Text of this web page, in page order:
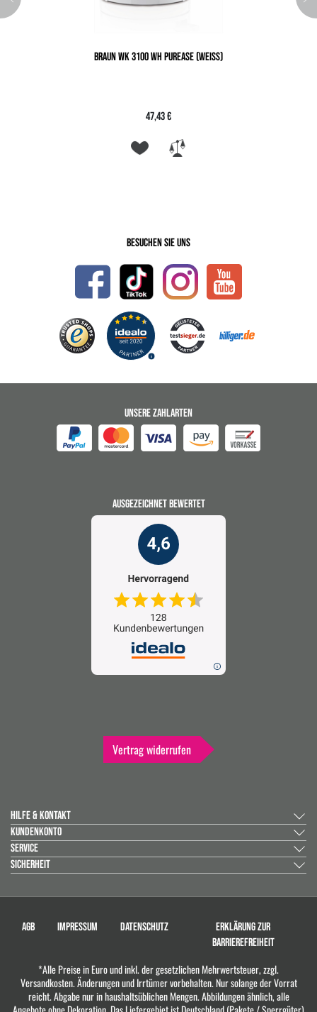
BRAUN WK 3100 WH PUREASE (WEISS)
47,43 €
Besuchen Sie uns
UNSERE ZAHLARTEN
AUSGEZEICHNET BEWERTET
Vertrag widerrufen
HILFE & KONTAKT
KUNDENKONTO
SERVICE
SICHERHEIT
AGB IMPRESSUM DATENSCHUTZ
ERKLÄRUNG ZUR
BARRIEREFREIHEIT
*Alle Preise in Euro und inkl. der gesetzlichen Mehrwertsteuer, zzgl.
Versandkosten. Änderungen und Irrtümer vorbehalten. Nur solange der Vorrat
reicht. Abgabe nur in haushaltsüblichen Mengen. Abbildungen ähnlich, alle